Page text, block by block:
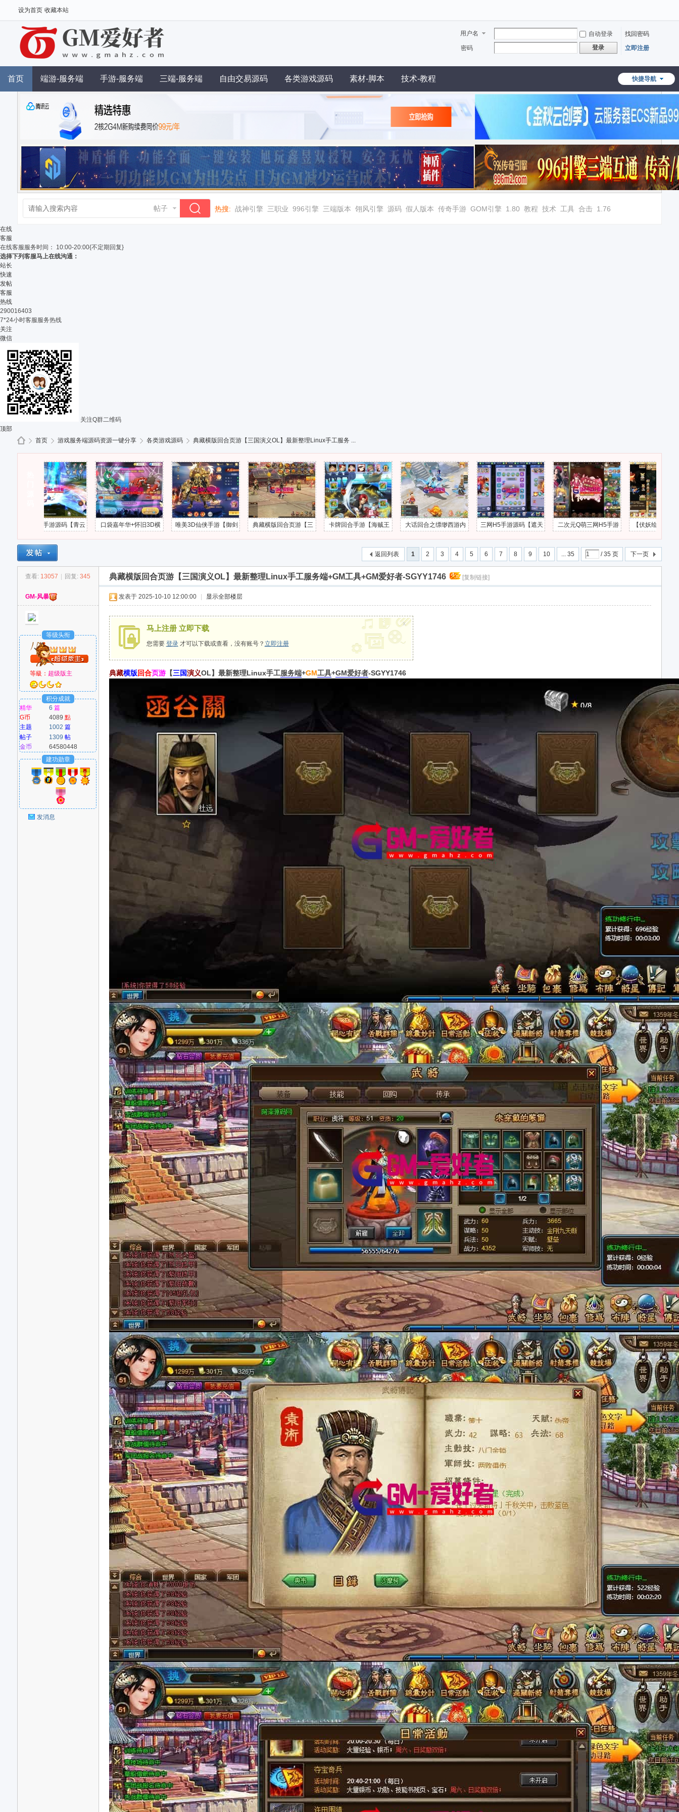
设为首页 收藏本站
用户名 自动登录
找回密码
密码
登录 立即注册
快捷导航
首页 端游-服务端 手游-服务端 三端-服务端 自由交易源码 各类游戏源码 素材-脚本 技术-教程
帖子 热搜: 战神引擎 三职业 996引擎 三端版本 翎风引擎 源码 假人版本 传奇手游 GOM引擎 1.80 教程 技术 工具 合击 1.76
在线
客服
在线客服服务时间： 10:00-20:00{不定期回复}
选择下列客服马上在线沟通：
站长
快速
发帖
客服
热线
290016403
7*24小时客服服务热线
关注
微信
关注Q群二维码
顶部
爱
好
首页
›
游戏服务端源码资源一键分享
›
各类游戏源码
›
典藏横版回合页游【三国演义OL】最新整理Linux手工服务 ...
口袋嘉年华+怀旧3D横
版卡牌回合手游源码+最
新整理Ubuntu手工服务
端+安卓苹果双端+网页
注册+管理后台+GM授权
唯美3D仙侠手游【御剑
九歌】最新整理Win系服
权后台-XXSY1647
典藏横版回合页游【三
国演义OL】最新整理Lin
卡牌回合手游【海贼王
之强者之路无限制版】最
DK授权后台+安卓苹果双
端+GM资源网-KPSY165
大话回合之缥缈西游内
丹版小熊修复版第二季-
剧情闯关手游源码-最新
打包Linux服务端-GM总
运营管理后台-CDK后台-
安卓苹果IOS双端-GM爱
三网H5手游源码【遮天
轮回】最新整理单机一键
即玩镜像服务端+Linux
手工服务端+GM后台-G
M资源网-H5SY1651
二次元Q萌三网H5手游
源码【百花缭乱H5】最
新整理Linux手工服务端
+GM授权后台-H5SY159
【伏妖绘H5手游】三网
H5游戏源码+最新整理W
IN系服务端+GM授权后
台+GM爱好者-H5SY165
宝石新异能吕
级内购版+稀
牌回合手游
手工服务端+
文+GM授权
1 2 3 4 5 6 7 8 9 10 ... 35 / 35 页 下一页
返回列表
查看: 13057 回复: 345 典藏横版回合页游【三国演义OL】最新整理Linux手工服务端+GM工具+GM爱好者-SGYY1746 [复制链接]
GM-风暴
等级头衔
等級： 超级版主
积分成就
精华
6 篇
G币
4089點
主题
1002 篇
帖子
1309 帖
金币
64580448
枚
建功勋章
发消息
发表于 2025-10-10 12:00:00 显示全部楼层
马上注册 立即下载
您需要 登录才可以下载或查看，没有账号？ 立即注册
x
典藏横版回合页游【三国演义OL】最新整理Linux手工服务端+GM工具+GM爱好者-SGYY1746